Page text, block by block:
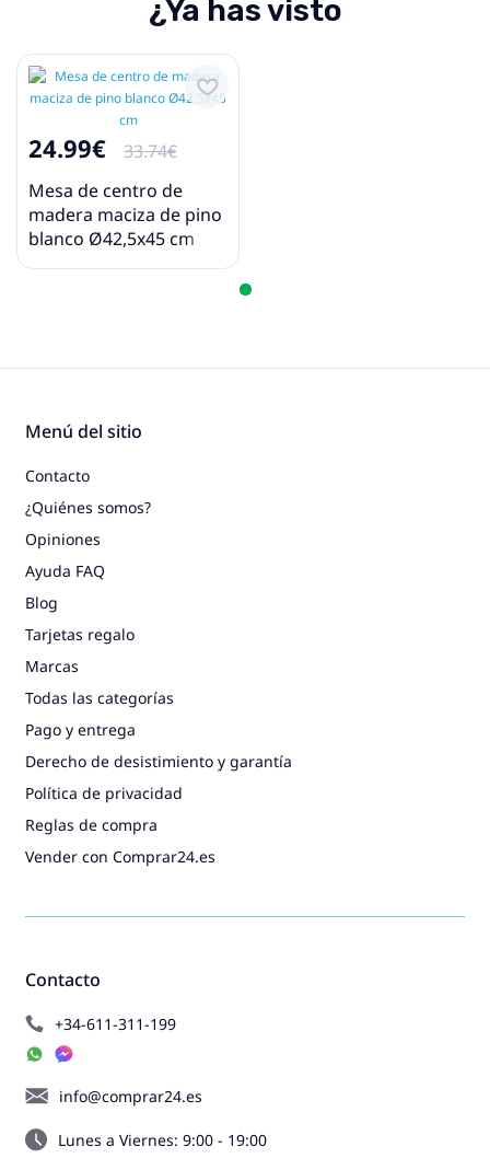
¿Ya has visto
24.99€
33.74€
Mesa de centro de
madera maciza de pino
blanco Ø42,5x45 cm
Contacto
+34-611-311-199
info@comprar24.es
Lunes a Viernes: 9:00 - 19:00
Menú del sitio
Contacto
¿Quiénes somos?
Opiniones
Ayuda FAQ
Blog
Tarjetas regalo
Marcas
Todas las categorías
Pago y entrega
Derecho de desistimiento y garantía
Política de privacidad
Reglas de compra
Vender con Comprar24.es